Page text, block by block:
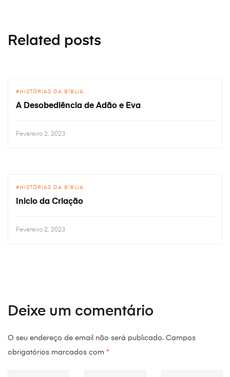
Related posts
HISTÓRIAS DA BÍBLIA
A Desobediência de Adão e Eva
Fevereiro 2, 2023
HISTÓRIAS DA BÍBLIA
Inicio da Criação
Fevereiro 2, 2023
Deixe um comentário
O seu endereço de email não será publicado. Campos
obrigatórios marcados com *